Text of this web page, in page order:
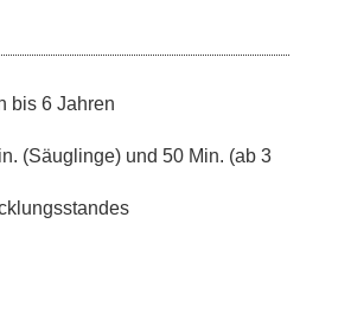
bis 6 Jahren
(Säuglinge) und 50 Min. (ab 3